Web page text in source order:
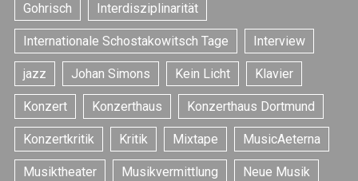
Gohrisch Interdisziplinarität
Internationale Schostakowitsch Tage Interview
jazz Johan Simons Kein Licht Klavier
Konzert Konzerthaus Konzerthaus Dortmund
Konzertkritik Kritik Mixtape MusicAeterna
Musiktheater Musikvermittlung Neue Musik